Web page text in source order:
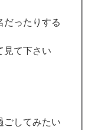
だったりする
見て下さい
ごしてみたい